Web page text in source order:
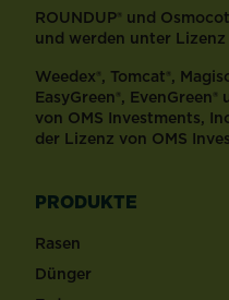
ROUNDUP® und
und werden unter
Weedex®, Tomcat®,
EasyGreen®,
von OMS Investments,
der Lizenz von OMS
PRODUKTE
Rasen
Dünger